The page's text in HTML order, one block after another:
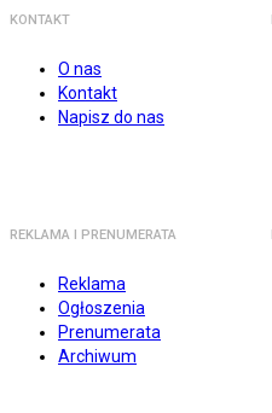
KONTAKT
O nas
Kontakt
Napisz do nas
REKLAMA I PRENUMERATA
Reklama
Ogłoszenia
Prenumerata
Archiwum